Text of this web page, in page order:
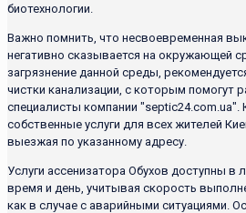
биотехнологии.
Важно помнить, что несвоевременная
негативно сказывается на окружающей
загрязнение данной среды,
чистки канализации, с которым помогут
специалисты компании "septic24.com.ua".
собственные услуги для всех жителей
выезжая по указанному адресу.
Услуги ассенизатора Обухов доступны в
время и день, учитывая скорость
как в случае с аварийными ситуациями.